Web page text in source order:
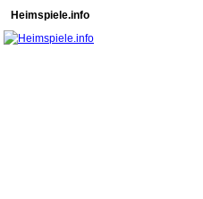
Heimspiele.info